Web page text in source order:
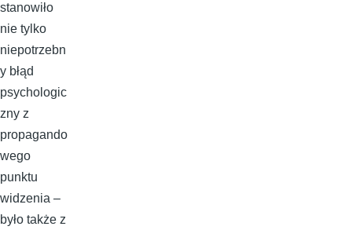
stanowiło
nie tylko
niepotrzebn
y błąd
psychologic
zny z
propagando
wego
punktu
widzenia –
było także z